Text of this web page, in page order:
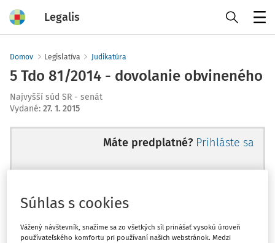
Legalis
Domov Legislatíva Judikatúra
5 Tdo 81/2014 - dovolanie obvineného
Najvyšší súd SR - senát
Vydané: 27. 1. 2015
Máte predplatné? Prihláste sa
Ups, zatiaľ ste si prečítali len
začiatok...
Súhlas s cookies
Vážený návštevník, snažíme sa zo všetkých síl prinášať vysokú úroveň
používateľského komfortu pri používaní našich webstránok. Medzi